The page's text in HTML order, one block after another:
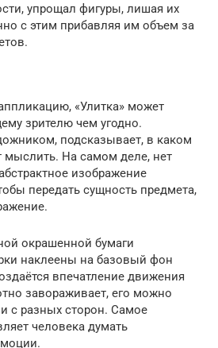
упрощал фигуры, лишая их
с этим прибавляя им объем за
«Улитка» может
зрителю чем угодно.
подсказывает, в каком
мыслить. На самом деле, нет
изображение
передать сущность предмета,
окрашенной бумаги
наклеены на базовый фон
впечатление движения
завораживает, его можно
с разных сторон. Самое
человека думать